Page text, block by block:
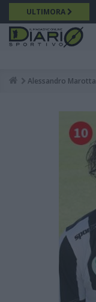
Salta
al
contenuto
principale
ULTIMORA
Breadcrumb
Alessandro Marotta